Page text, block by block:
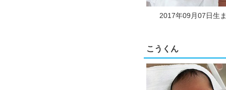
2017年09月07日生
こうくん